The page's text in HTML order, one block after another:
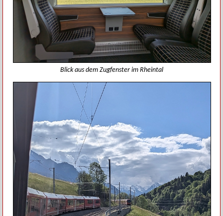
Blick aus dem Zugfenster im Rheintal